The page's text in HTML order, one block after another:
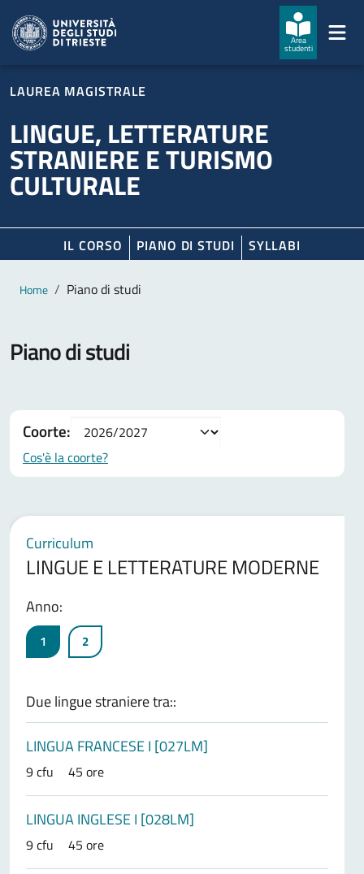
Area
studenti
LAUREA MAGISTRALE
LINGUE, LETTERATURE
STRANIERE E TURISMO
CULTURALE
IL CORSO PIANO DI STUDI SYLLABI
Contenuto principale
Breadcrumb
Home Piano di studi
Piano di studi
Coorte:
Cos'è la coorte?
Curriculum
LINGUE E LETTERATURE MODERNE
Anno:
1 2
Due lingue straniere tra::
LINGUA FRANCESE I [027LM]
9 cfu 45 ore
LINGUA INGLESE I [028LM]
9 cfu 45 ore